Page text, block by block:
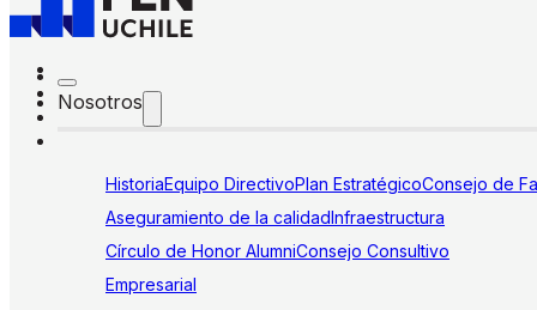
Nosotros
HistoriaEquipo DirectivoPlan EstratégicoConsejo de
Aseguramiento de la calidadInfraestructura
Círculo de Honor AlumniConsejo Consultivo
Empresarial